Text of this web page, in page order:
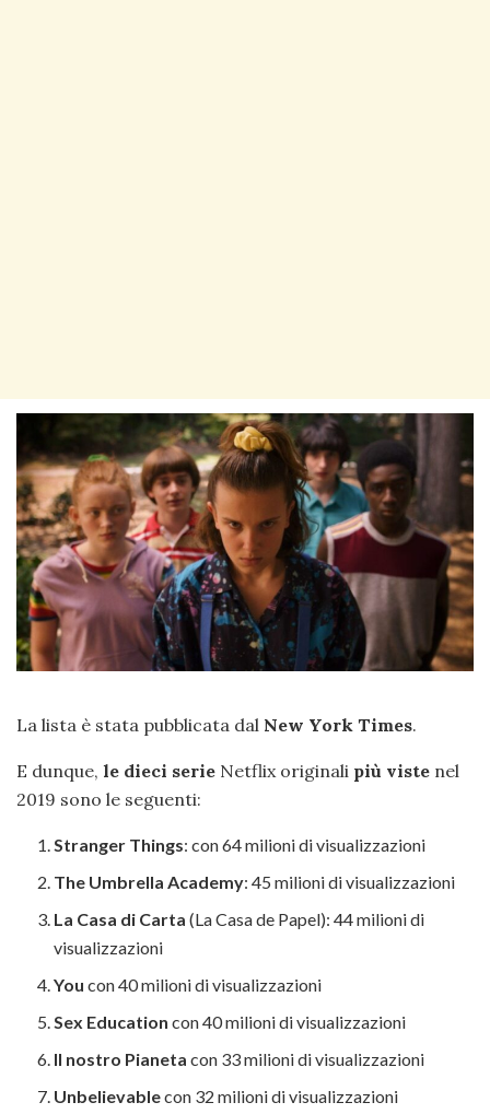
La lista è stata pubblicata dal New York Times.
E dunque, le dieci serie Netflix originali più viste nel
2019 sono le seguenti:
Stranger Things: con 64 milioni di visualizzazioni
The Umbrella Academy: 45 milioni di visualizzazioni
La Casa di Carta (La Casa de Papel): 44 milioni di
visualizzazioni
You con 40 milioni di visualizzazioni
Sex Education con 40 milioni di visualizzazioni
Il nostro Pianeta con 33 milioni di visualizzazioni
Unbelievablecon 32 milioni di visualizzazioni